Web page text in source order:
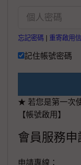
忘記密碼 重寄啟用信
記住帳號密碼
★ 若您是第一次
【帳號啟用】
會員服務申
申請專線：